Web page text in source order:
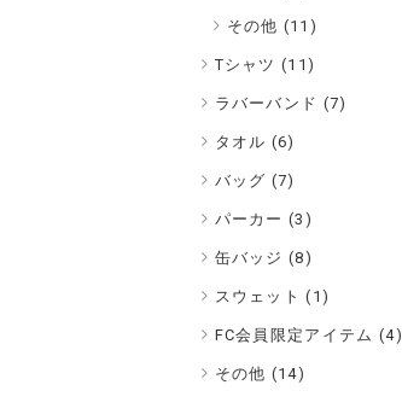
その他 (11)
Tシャツ (11)
ラバーバンド (7)
タオル (6)
バッグ (7)
パーカー (3 )
缶バッジ (8)
スウェット ( 1)
FC会員限定アイテム (4)
その他 (14)